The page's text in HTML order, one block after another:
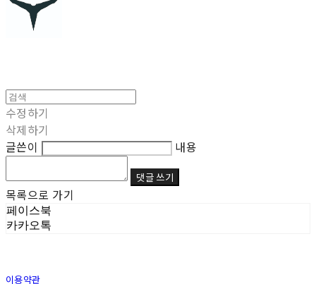
수정하기
삭제하기
글쓴이
내용
댓글 쓰기
목록으로 가기
페이스북
카카오톡
이용약관